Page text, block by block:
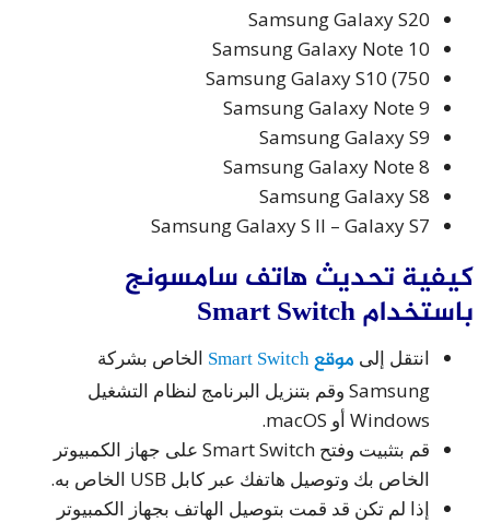
Samsung Galaxy S20
Samsung Galaxy Note 10
Samsung Galaxy S10 (750
Samsung Galaxy Note 9
Samsung Galaxy S9
Samsung Galaxy Note 8
Samsung Galaxy S8
Samsung Galaxy S II – Galaxy S7
كيفية تحديث هاتف سامسونج
باستخدام Smart Switch
انتقل إلى موقع Smart Switch
الخاص بشركة
Samsung وقم بتنزيل البرنامج لنظام التشغيل
Windows أو macOS.
قم بتثبيت وفتح Smart Switch على جهاز الكمبيوتر
الخاص بك وتوصيل هاتفك عبر كابل USB الخاص به.
إذا لم تكن قد قمت بتوصيل الهاتف بجهاز الكمبيوتر